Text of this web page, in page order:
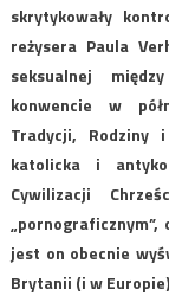
skrytykowały
reżysera Paula
seksualnej
konwencie w
Tradycji, Rodziny
katolicka i
Cywilizacji
jest on obecnie
Brytanii (i w